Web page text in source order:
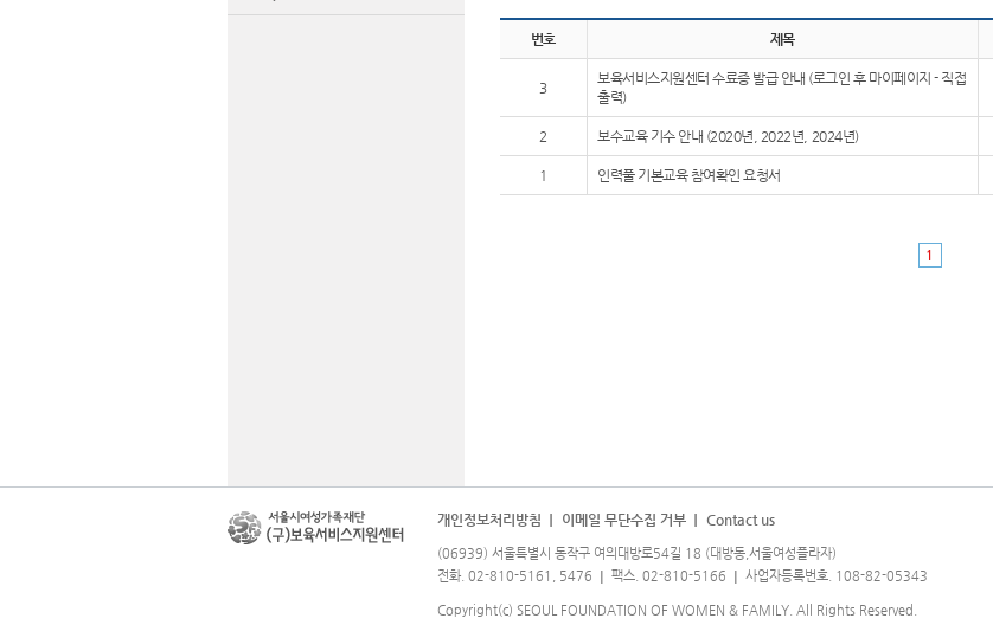
번호 제목
3
보육서비스지원센터 수료증 발급 안내 (로그인 후 마이페이지 - 직접
출력)
2 보수교육 기수 안내 (2020년, 2022년, 2024년)
1 인력풀 기본교육 참여확인 요청서
1
개인정보처리방침 이메일 무단수집 거부 Contact us
(06939) 서울특별시 동작구 여의대방로54길 18 (대방동,서울여성플라자)
전화. 02-810-5161, 5476
팩스. 02-810-5166 사업자등록번호. 108-82-05343
Copyright(c) SEOUL FOUNDATION OF WOMEN & FAMILY. All Rights Reserved.